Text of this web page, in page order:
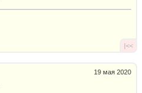
|<<
19 мая 2020